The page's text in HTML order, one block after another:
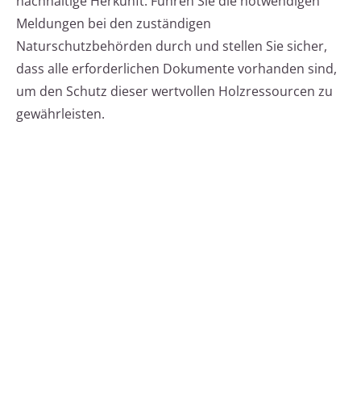
Meldungen bei den zuständigen
Naturschutzbehörden durch und stellen Sie sicher,
dass alle erforderlichen Dokumente vorhanden sind,
um den Schutz dieser wertvollen Holzressourcen zu
gewährleisten.